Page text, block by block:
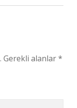
Gerekli alanlar*